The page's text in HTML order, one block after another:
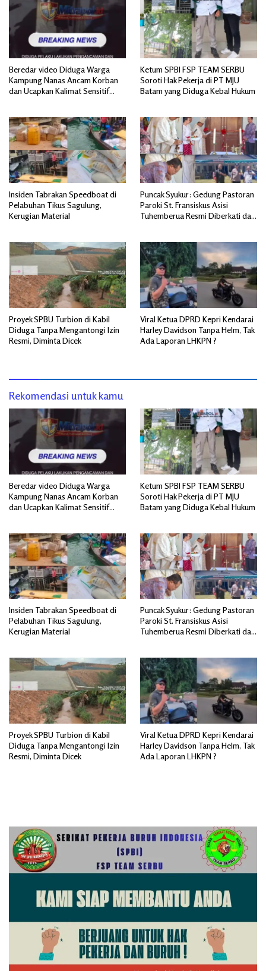
Beredar video Diduga Warga
Kampung Nanas Ancam Korban
dan Ucapkan Kalimat Sensitif
Ketum SPBI FSP TEAM SERBU
Soroti Hak Pekerja di PT MJU
Batam yang Diduga Kebal Hukum
Insiden Tabrakan Speedboat di
Pelabuhan Tikus Sagulung,
Kerugian Material
Puncak Syukur: Gedung Pastoran
Paroki St. Fransiskus Asisi
Tuhemberua Resmi Diberkati dan
Proyek SPBU Turbion di Kabil
Diduga Tanpa Mengantongi Izin
Resmi, Diminta Dicek
Viral Ketua DPRD Kepri Kendarai
Harley Davidson Tanpa Helm, Tak
Ada Laporan LHKPN ?
Rekomendasi untuk kamu
Beredar video Diduga Warga
Kampung Nanas Ancam Korban
dan Ucapkan Kalimat Sensitif
Ketum SPBI FSP TEAM SERBU
Soroti Hak Pekerja di PT MJU
Batam yang Diduga Kebal Hukum
Insiden Tabrakan Speedboat di
Pelabuhan Tikus Sagulung,
Kerugian Material
Puncak Syukur: Gedung Pastoran
Paroki St. Fransiskus Asisi
Tuhemberua Resmi Diberkati dan
Proyek SPBU Turbion di Kabil
Diduga Tanpa Mengantongi Izin
Resmi, Diminta Dicek
Viral Ketua DPRD Kepri Kendarai
Harley Davidson Tanpa Helm, Tak
Ada Laporan LHKPN ?